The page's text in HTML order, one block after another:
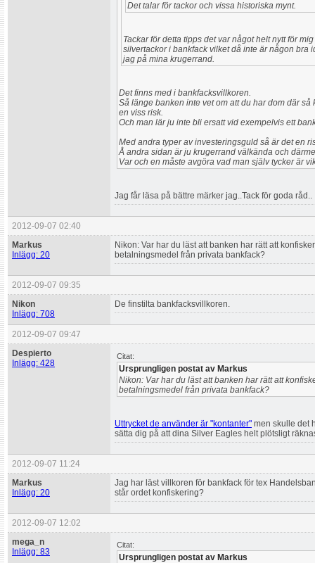
Det talar för tackor och vissa historiska mynt.
Tackar för detta tipps det var något helt nytt för
silvertackor i bankfack vilket då inte är någon bra
jag på mina krugerrand.
Det finns med i bankfacksvillkoren.
Så länge banken inte vet om att du har dom där
en viss risk.
Och man lär ju inte bli ersatt vid exempelvis ett
Med andra typer av investeringsguld så är det en
Å andra sidan är ju krugerrand välkända och
Var och en måste avgöra vad man själv tycker är
Jag får läsa på bättre märker jag..Tack för goda råd..
2012-09-07 02:40
Markus
Inlägg: 20
Nikon: Var har du läst att banken har rätt att
betalningsmedel från privata bankfack?
2012-09-07 09:35
Nikon
Inlägg: 708
De finstilta bankfacksvillkoren.
2012-09-07 09:47
Despierto
Inlägg: 428
Citat:
Ursprungligen postat av Markus
Nikon: Var har du läst att banken har rätt att
betalningsmedel från privata bankfack?
Uttrycket de använder är "kontanter" men skulle det
sätta dig på att dina Silver Eagles helt plötsligt
2012-09-07 11:24
Markus
Inlägg: 20
Jag har läst villkoren för bankfack för tex
står ordet konfiskering?
2012-09-07 12:02
mega_n
Inlägg: 83
Citat:
Ursprungligen postat av Markus